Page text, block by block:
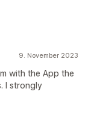
9. November 2023
with the App the
I strongly